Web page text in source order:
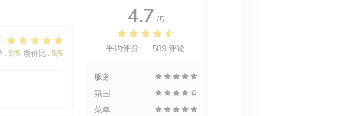
: 5/5 质价比 : 5/5
4.7 /5
平均评分 — 589 评论
服务
氛围
菜单